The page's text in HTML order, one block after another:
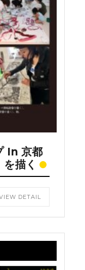
In 京都
描く
DETAIL